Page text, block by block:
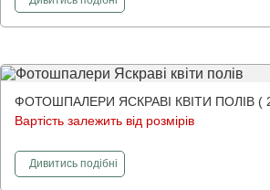
ФОТОШПАЛЕРИ ЯСКРАВІ КВІТИ ПОЛІВ (
Вартість залежить від розмірів
Дивитисьфотошпалери
подібні